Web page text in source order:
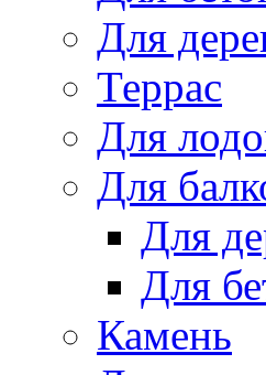
Для
Террас
Для
Для
Для
Для
Камень